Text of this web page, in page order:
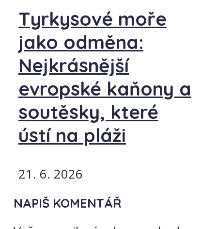
Tyrkysové moře
jako odměna:
Nejkrásnější
evropské kaňony a
soutěsky, které
ústí na pláži
21. 6. 2026
NAPIŠ KOMENTÁŘ